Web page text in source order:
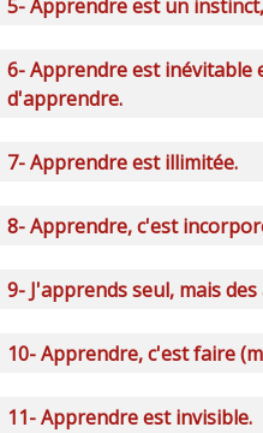
5- Apprendre est un
6- Apprendre est inévitable
d'apprendre.
7- Apprendre est illimitée.
8- Apprendre, c'est
9- J'apprends seul, mais
10- Apprendre, c'est faire
11- Apprendre est invisible.